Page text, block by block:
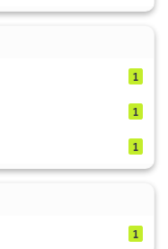
1
1
1
1